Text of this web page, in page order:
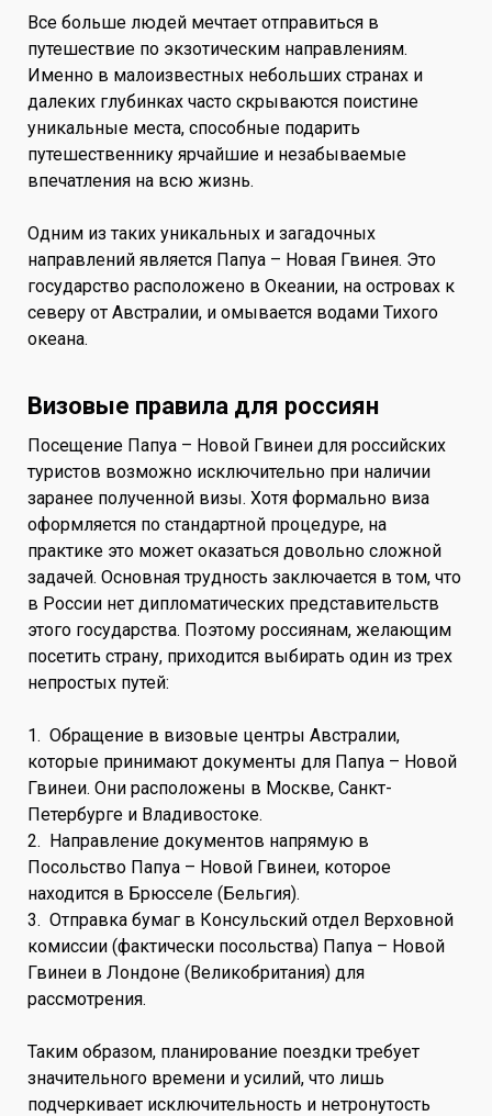
Все больше людей мечтает отправиться в
путешествие по экзотическим направлениям.
Именно в малоизвестных небольших странах и
далеких глубинках часто скрываются поистине
уникальные места, способные подарить
путешественнику ярчайшие и незабываемые
впечатления на всю жизнь.
Одним из таких уникальных и загадочных
направлений является Папуа – Новая Гвинея. Это
государство расположено в Океании, на островах к
северу от Австралии, и омывается водами Тихого
океана.
Визовые правила для россиян
Посещение Папуа – Новой Гвинеи для российских
туристов возможно исключительно при наличии
заранее полученной визы. Хотя формально виза
оформляется по стандартной процедуре, на
практике это может оказаться довольно сложной
задачей. Основная трудность заключается в том, что
в России нет дипломатических представительств
этого государства. Поэтому россиянам, желающим
посетить страну, приходится выбирать один из трех
непростых путей:
1. Обращение в визовые центры Австралии,
которые принимают документы для Папуа – Новой
Гвинеи. Они расположены в Москве, Санкт-
Петербурге и Владивостоке.
2. Направление документов напрямую в
Посольство Папуа – Новой Гвинеи, которое
находится в Брюсселе (Бельгия).
3. Отправка бумаг в Консульский отдел Верховной
комиссии (фактически посольства) Папуа – Новой
Гвинеи в Лондоне (Великобритания) для
рассмотрения.
Таким образом, планирование поездки требует
значительного времени и усилий, что лишь
подчеркивает исключительность и нетронутость